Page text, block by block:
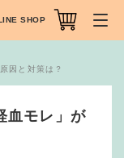
因と対策は？
血モレ」が
SHOP